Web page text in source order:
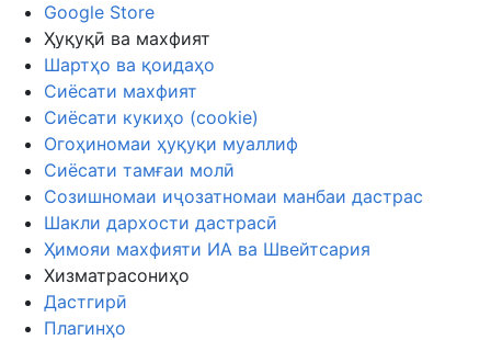
Google Store
Ҳуқуқӣ ва махфият
Шартҳо ва қоидаҳо
Сиёсати махфият
Сиёсати кукиҳо (cookie)
Огоҳиномаи ҳуқуқи муаллиф
Сиёсати тамғаи молӣ
Созишномаи иҷозатномаи манбаи дастрас
Шакли дархости дастрасӣ
Ҳимояи махфияти ИА ва Швейтсария
Хизматрасониҳо
Дастгирӣ
Плагинҳо